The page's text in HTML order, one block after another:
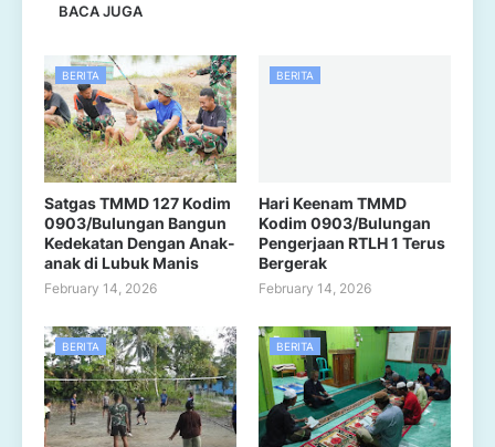
BACA JUGA
BERITA
Satgas TMMD 127 Kodim
0903/Bulungan Bangun
Kedekatan Dengan Anak-
anak di Lubuk Manis
February 14, 2026
BERITA
Hari Keenam TMMD
Kodim 0903/Bulungan
Pengerjaan RTLH 1 Terus
Bergerak
February 14, 2026
BERITA BERITA